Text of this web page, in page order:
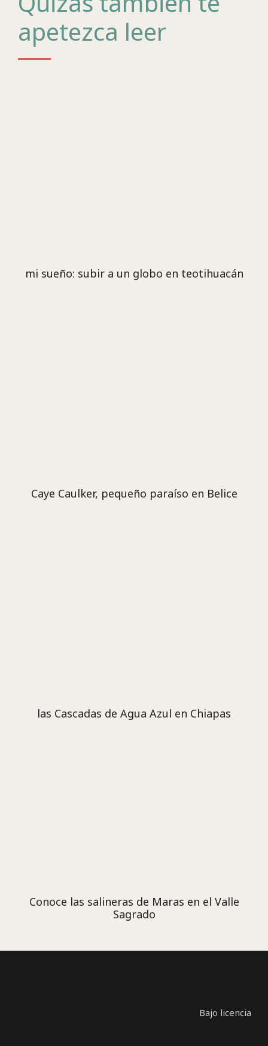
apetezca leer
mi sueño: subir a un globo en teotihuacán
Caye Caulker, pequeño paraíso en Belice
las Cascadas de Agua Azul en Chiapas
Conoce las salineras de Maras en el Valle
Sagrado
Bajo licencia